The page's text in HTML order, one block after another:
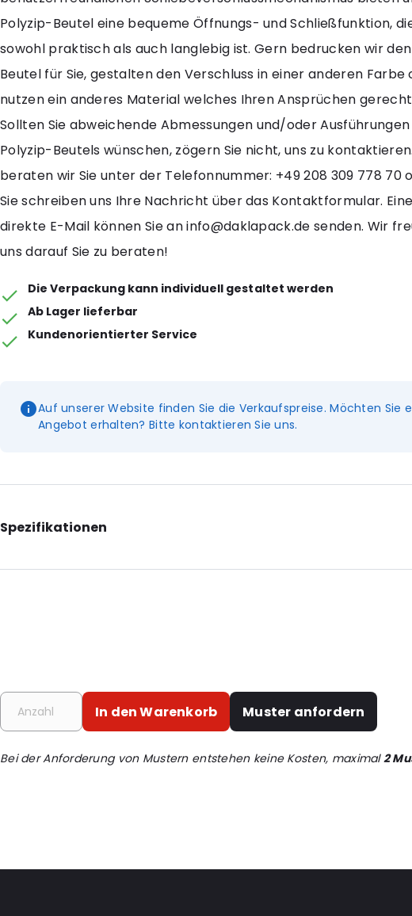
Polyzip-Beutel eine bequeme Öffnungs- und Schließfunktion,
sowohl praktisch als auch langlebig ist. Gern bedrucken wir den
Beutel für Sie, gestalten den Verschluss in einer anderen Farbe
nutzen ein anderes Material welches Ihren Ansprüchen
Sollten Sie abweichende Abmessungen und/oder Ausführungen
Polyzip-Beutels wünschen, zögern Sie nicht, uns zu
beraten wir Sie unter der Telefonnummer: +49 208 309 778 70
Sie schreiben uns Ihre Nachricht über das Kontaktformular. Eine
direkte E-Mail können Sie an info@daklapack.de senden. Wir
uns darauf Sie zu beraten!
Die Verpackung kann individuell gestaltet werden
Ab Lager lieferbar
Kundenorientierter Service
Auf unserer Website finden Sie die Verkaufspreise. Möchten Sie
Angebot erhalten? Bitte kontaktieren Sie uns.
Spezifikationen
Internal Length: 250
Primary Colour: Rot
Secondary colour: Transluzent
Material: LDPE
In den Warenkorb Muster anfordern
Bei der Anforderung von Mustern entstehen keine Kosten, maximal2